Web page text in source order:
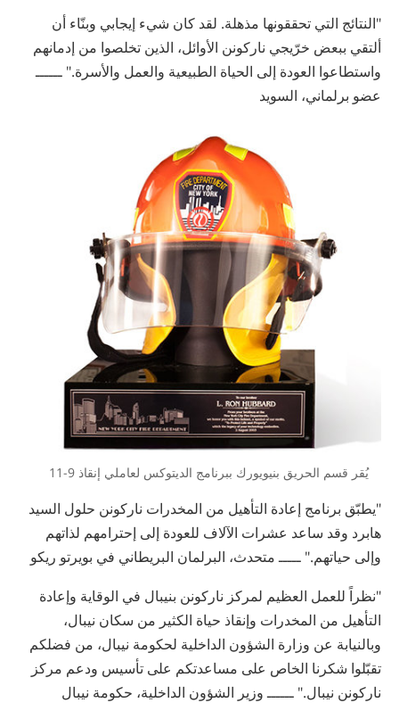
"النتائج التي تحققونها مذهلة. لقد كان شيء إيجابي وبنّاء أن
ألتقي ببعض خرّيجي ناركونن الأوائل، الذين تخلصوا من إدمانهم
واستطاعوا العودة إلى الحياة الطبيعية والعمل والأسرة." ــــــ
عضو برلماني، السويد
يُقر قسم الحريق بنيويورك ببرنامج الديتوكس لعاملي إنقاذ 9-11
"يطبّق برنامج إعادة التأهيل من المخدرات ناركونن حلول السيد
هابرد وقد ساعد عشرات الآلاف للعودة إلى إحترامهم لذاتهم
وإلى حياتهم." ـــــ متحدث، البرلمان البريطاني في بويرتو ريكو
"نظراً للعمل العظيم لمركز ناركونن بنيبال في الوقاية وإعادة
التأهيل من المخدرات وإنقاذ حياة الكثير من سكان نيبال،
وبالنيابة عن وزارة الشؤون الداخلية لحكومة نيبال، من فضلكم
تقبّلوا شكرنا الخاص على مساعدتكم على تأسيس ودعم مركز
ناركونن نيبال." ــــــ وزير الشؤون الداخلية، حكومة نيبال